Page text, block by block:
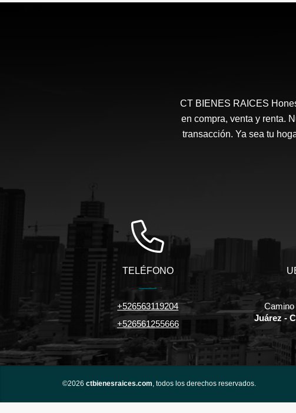
CT BIENES RAICES
en compra, venta y renta.
transacción. Ya sea tu
TELÉFONO
+526563119204
+526561255666
Juárez -
©2026 ctbienesraices.com, todos los derechos reservados.